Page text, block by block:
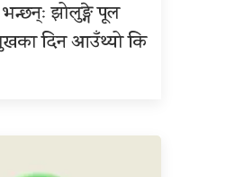
झोलुङ्गे पूल
दिन आउँथ्यो कि